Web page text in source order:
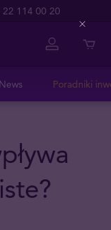
114 00 20
Poradniki
Close